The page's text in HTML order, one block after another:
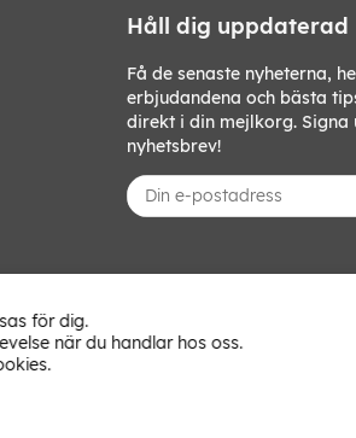
Håll dig uppdaterad
Få de senaste nyheterna,
erbjudandena och bästa
direkt i din mejlkorg. Signa
nyhetsbrev!
för dig.
när du handlar hos oss.